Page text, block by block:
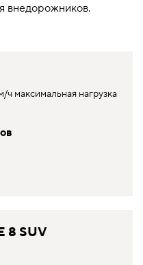
внедорожников.
ч максимальная нагрузка
8 SUV